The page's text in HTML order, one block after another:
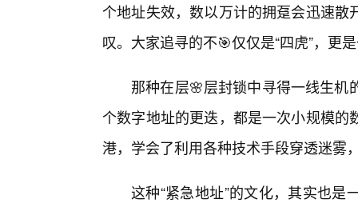
个地址失效，数以万计的拥趸会迅速
叹。大家追寻的不🎯仅仅是“四虎”，更
那种在层🌸层封锁中寻得一线生
个数字地址的更迭，都是一次小规模
港，学会了利用各种技术手段穿透迷雾
这种“紧急地址”的文化，其实也